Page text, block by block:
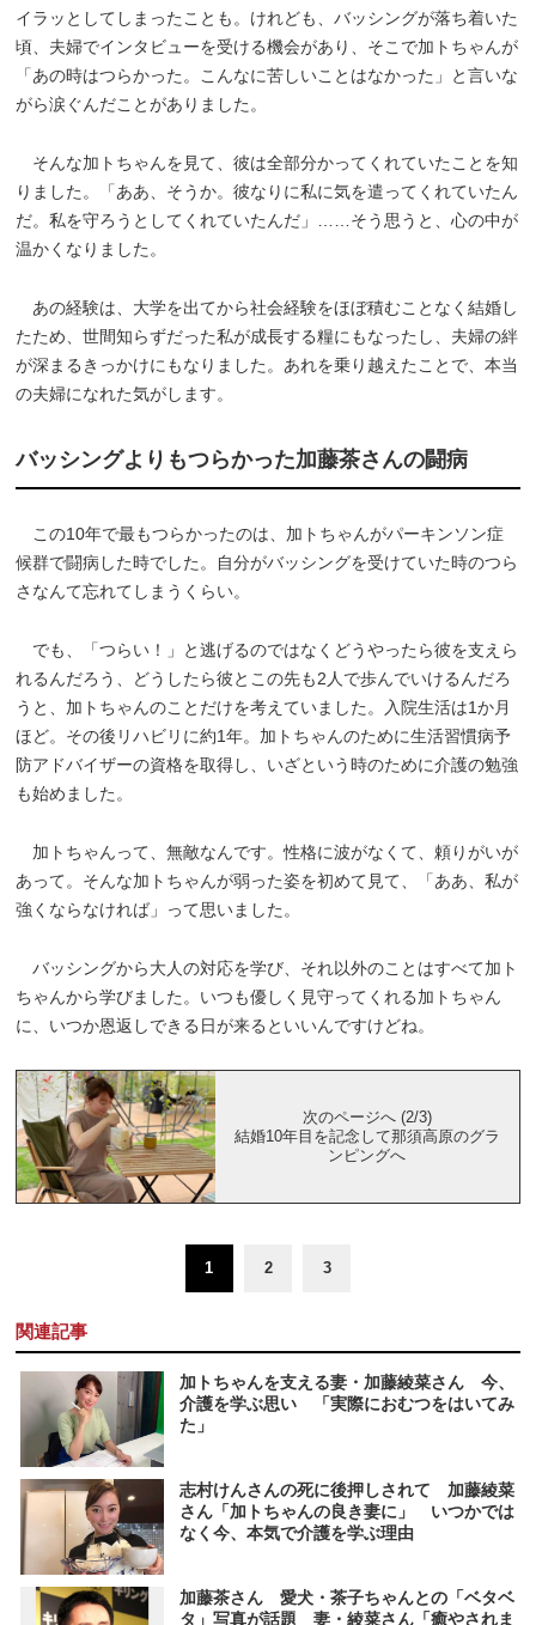
イラッとしてしまったことも。けれども、バッシングが落ち着いた
頃、夫婦でインタビューを受ける機会があり、そこで加トちゃんが
「あの時はつらかった。こんなに苦しいことはなかった」と言いな
がら涙ぐんだことがありました。
そんな加トちゃんを見て、彼は全部分かってくれていたことを知
りました。「ああ、そうか。彼なりに私に気を遣ってくれていたん
だ。私を守ろうとしてくれていたんだ」……そう思うと、心の中が
温かくなりました。
あの経験は、大学を出てから社会経験をほぼ積むことなく結婚し
たため、世間知らずだった私が成長する糧にもなったし、夫婦の絆
が深まるきっかけにもなりました。あれを乗り越えたことで、本当
の夫婦になれた気がします。
バッシングよりもつらかった加藤茶さんの闘病
この10年で最もつらかったのは、加トちゃんがパーキンソン症
候群で闘病した時でした。自分がバッシングを受けていた時のつら
さなんて忘れてしまうくらい。
でも、「つらい！」と逃げるのではなくどうやったら彼を支えら
れるんだろう、どうしたら彼とこの先も2人で歩んでいけるんだろ
うと、加トちゃんのことだけを考えていました。入院生活は1か月
ほど。その後リハビリに約1年。加トちゃんのために生活習慣病予
防アドバイザーの資格を取得し、いざという時のために介護の勉強
も始めました。
加トちゃんって、無敵なんです。性格に波がなくて、頼りがいが
あって。そんな加トちゃんが弱った姿を初めて見て、「ああ、私が
強くならなければ」って思いました。
バッシングから大人の対応を学び、それ以外のことはすべて加ト
ちゃんから学びました。いつも優しく見守ってくれる加トちゃん
に、いつか恩返しできる日が来るといいんですけどね。
次のページへ (2/3)
結婚10年目を記念して那須高原のグラ
ンピングへ
1 2 3
関連記事
加トちゃんを支える妻・加藤綾菜さん 今、
介護を学ぶ思い 「実際におむつをはいてみ
た」
志村けんさんの死に後押しされて 加藤綾菜
さん「加トちゃんの良き妻に」 いつかでは
なく今、本気で介護を学ぶ理由
加藤茶さん 愛犬・茶子ちゃんとの「ベタベ
タ」写真が話題 妻・綾菜さん「癒やされま